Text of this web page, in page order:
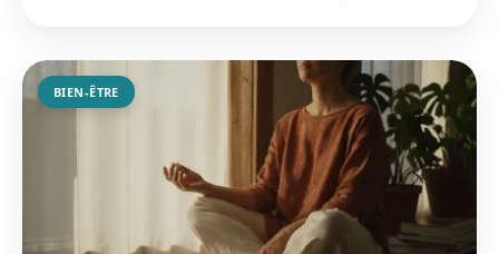
BIEN-ÊTRE